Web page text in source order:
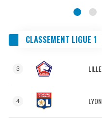
CLASSEMENT LIGUE 1
3 LILLE
4 LYON